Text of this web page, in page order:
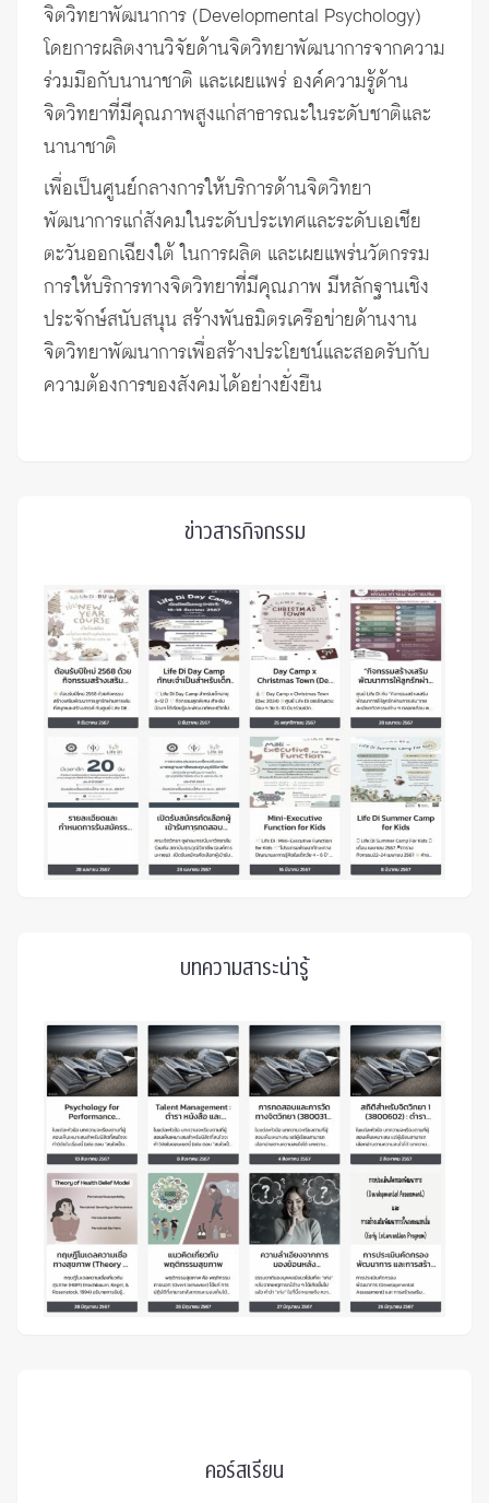
จิตวิทยาพัฒนาการ (Developmental Psychology)
โดยการผลิตงานวิจัยด้านจิตวิทยาพัฒนาการจากความ
ร่วมมือกับนานาชาติ และเผยแพร่ องค์ความรู้ด้าน
จิตวิทยาที่มีคุณภาพสูงแก่สาธารณะในระดับชาติและ
นานาชาติ
เพื่อเป็นศูนย์กลางการให้บริการด้านจิตวิทยา
พัฒนาการแก่สังคมในระดับประเทศและระดับเอเชีย
ตะวันออกเฉียงใต้ ในการผลิต และเผยแพร่นวัตกรรม
การให้บริการทางจิตวิทยาที่มีคุณภาพ มีหลักฐานเชิง
ประจักษ์สนับสนุน สร้างพันธมิตรเครือข่ายด้านงาน
จิตวิทยาพัฒนาการเพื่อสร้างประโยชน์และสอดรับกับ
ความต้องการของสังคมได้อย่างยั่งยืน
ข่าวสารกิจกรรม
บทความสาระน่ารู้
คอร์สเรียน